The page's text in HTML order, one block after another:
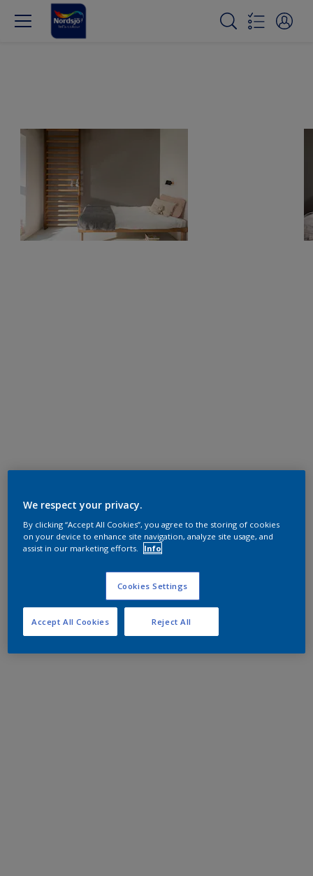
We respect your privacy.
By clicking “Accept All Cookies”, you agree to the storing of cookies
on your device to enhance site navigation, analyze site usage, and
assist in our marketing efforts.
Info
Cookies Settings
Reject All
Accept All Cookies